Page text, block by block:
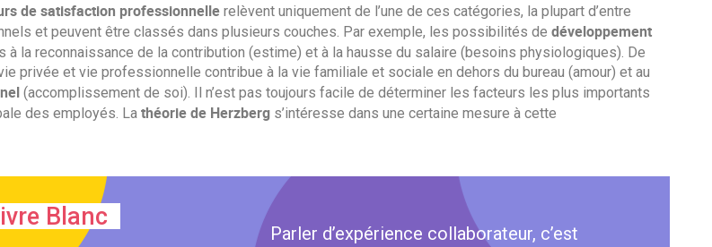
de satisfaction professionnellerelèvent uniquement de l’une de ces catégories, la plupart d’entre
et peuvent être classés dans plusieurs couches. Par exemple, les possibilités de développement
à la reconnaissance de la contribution (estime) et à la hausse du salaire (besoins physiologiques). De
privée et vie professionnelle contribue à la vie familiale et sociale en dehors du bureau (amour) et au
(accomplissement de soi). Il n’est pas toujours facile de déterminer les facteurs les plus importants
des employés. La théorie de Herzbergs’intéresse dans une certaine mesure à cette
Blanc
Parler d’expérience collaborateur, c’est